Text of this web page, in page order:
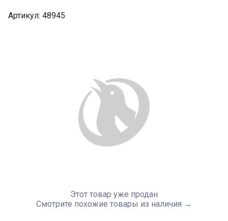
Артикул: 48945
Этот товар уже продан
Смотрите похожие товары из наличия →